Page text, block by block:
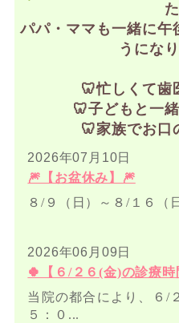
パパ・ママも一緒に午
うにな
🦷忙しくて歯
🦷子どもと一
🦷家族でお口
2026年07月10日
🎆【お盆休み】🎆
８/９（日）～８/１６（
2026年06月09日
🍀【６/２６(金)の診療
当院の都合により、６/
５：０...